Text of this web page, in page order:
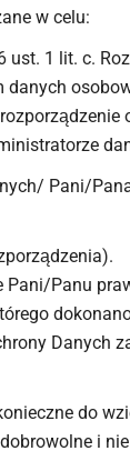
w celu:
ust. 1 lit. c.
danych
Pani/
Pani/Panu
Danych
do
i nie